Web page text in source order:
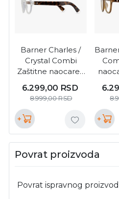
Barner Charles /
Crystal Combi
Zaštitne naocare (
6.299,00 RSD
8.999,00RSD
+ +
Povrat proizvoda
Povrat ispravnog